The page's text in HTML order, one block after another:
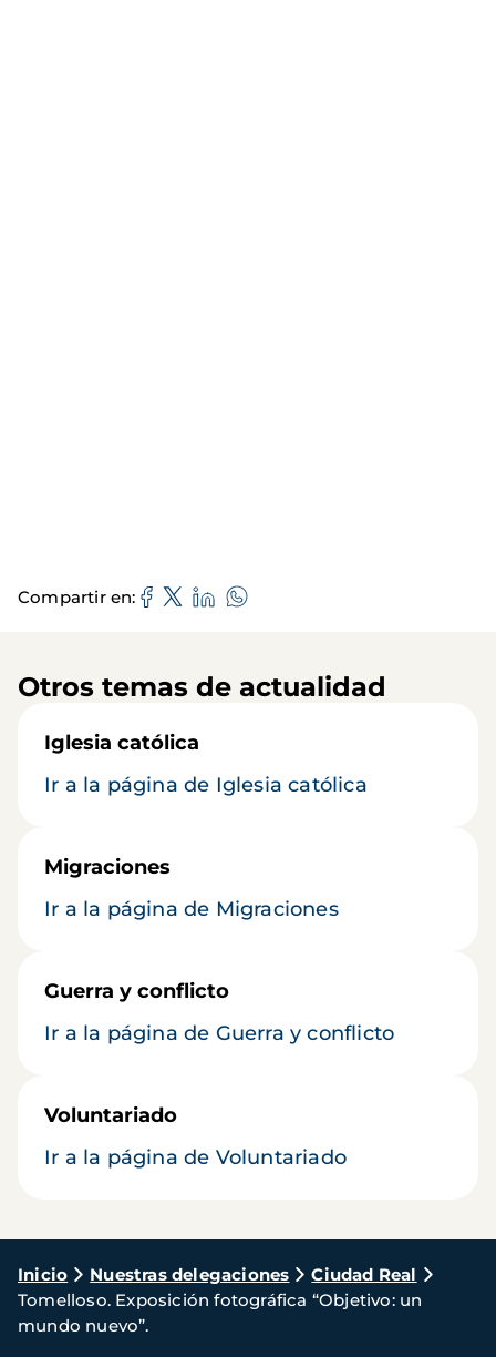
Compartir en
Otros temas de actualidad
Iglesia católica
Ir a la página de Iglesia católica
Migraciones
Ir a la página de Migraciones
Guerra y conflicto
Ir a la página de Guerra y conflicto
Voluntariado
Ir a la página de Voluntariado
Ruta
de
navegación
Inicio Nuestras delegaciones
Ciudad Real
Tomelloso. Exposición fotográfica “Objetivo: un
mundo nuevo”.